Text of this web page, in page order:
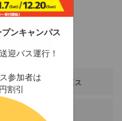
ンキャンパス
迎バス運行！
参加者は
割引
市新田380-3
FAX：0791-46-2526
スクールバス